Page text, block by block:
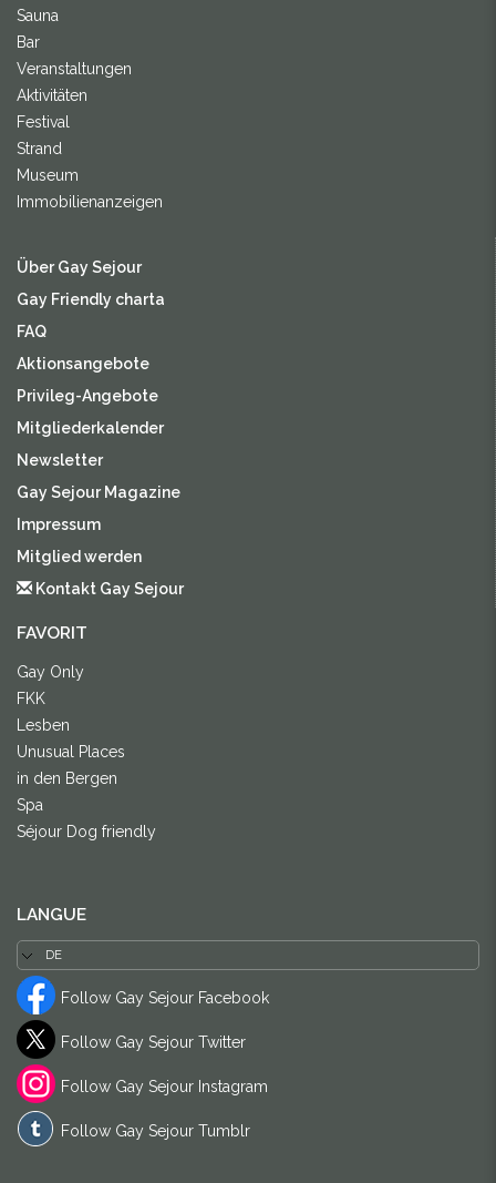
Sauna
Bar
Veranstaltungen
Aktivitäten
Festival
Strand
Museum
Immobilienanzeigen
Über Gay Sejour
Gay Friendly charta
FAQ
Aktionsangebote
Privileg-Angebote
Mitgliederkalender
Newsletter
Gay Sejour Magazine
Impressum
Mitglied werden
Kontakt Gay Sejour
FAVORIT
Gay Only
FKK
Lesben
Unusual Places
in den Bergen
Spa
Séjour Dog friendly
LANGUE
Follow Gay Sejour Facebook
Follow Gay Sejour Twitter
Follow Gay Sejour Instagram
Follow Gay Sejour Tumblr